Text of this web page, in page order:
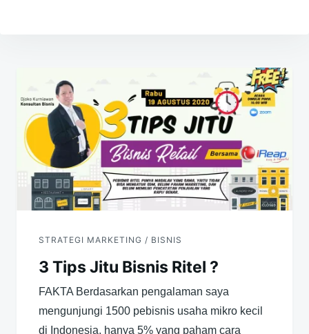
STRATEGI MARKETING / BISNIS
3 Tips Jitu Bisnis Ritel ?
FAKTA Berdasarkan pengalaman saya
mengunjungi 1500 pebisnis usaha mikro kecil
di Indonesia, hanya 5% yang paham cara